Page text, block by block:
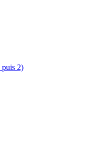
puis 2)